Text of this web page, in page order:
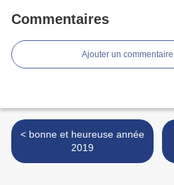
Commentaires
Ajouter un commentaire
< bonne et heureuse année
2019